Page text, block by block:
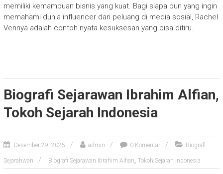
memiliki kemampuan bisnis yang kuat. Bagi siapa pun yang ingin
memahami dunia influencer dan peluang di media sosial, Rachel
Vennya adalah contoh nyata kesuksesan yang bisa ditiru.
Biografi Sejarawan Ibrahim Alfian,
Tokoh Sejarah Indonesia
Desember 29, 2025 admin 0 Komentar Biografi
Sejarahwan Biografi Sejarawan Ibrahim Alfian, Tokoh Sejarah Indonesia